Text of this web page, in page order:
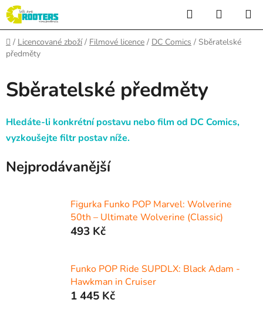
Přejít
na
obsah
Hledat
KOŠÍK
Domů
/ Licencované zboží / Filmové licence / DC Comics / Sběratelské
předměty
Sběratelské předměty
Hledáte-li konkrétní postavu nebo film od DC Comics,
vyzkoušejte filtr postav níže.
Nejprodávanější
Figurka Funko POP Marvel: Wolverine
50th – Ultimate Wolverine (Classic)
493 Kč
Funko POP Ride SUPDLX: Black Adam -
Hawkman in Cruiser
1 445 Kč